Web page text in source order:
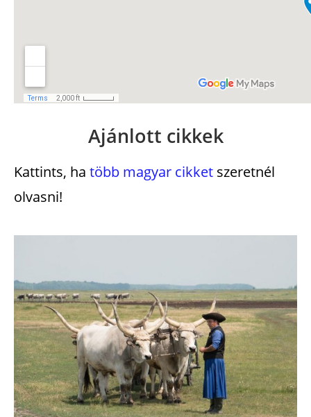
Ajánlott cikkek
Kattints, ha több magyar cikket szeretnél
olvasni!